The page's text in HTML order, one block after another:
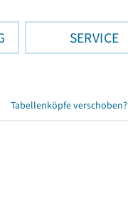
SERVICE
Tabellenköpfe verschoben?